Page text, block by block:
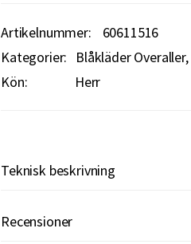
Artikelnummer
60611516
Kategorier:
Blåkläder Overaller
Kön:
Herr
Teknisk beskrivning
Recensioner